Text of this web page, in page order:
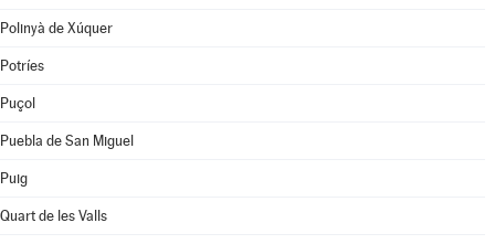
Polinyà de Xúquer
Potríes
Puçol
Puebla de San Miguel
Puig
Quart de les Valls